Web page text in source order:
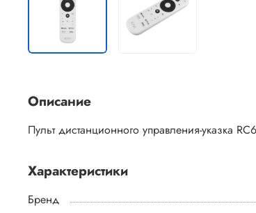
Описание
Пульт дистанционного управления-указка
Характеристики
Бренд